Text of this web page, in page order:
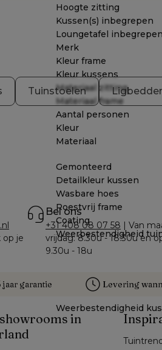
Hoogte zitting
Kussen(s) inbegrepen
Loungetafel inbegrepen
Merk
Kleur frame
Kleur kussens
Materiaal zitting
Materiaal frame
Aantal personen
Kleur
Materiaal
Gemonteerd
Detailkleur kussen
Wasbare hoes
Roestvrij frame
Coating
Weerbestendigheid
Weerbestendigheid
Tuinstoelen
op je
Bel ons
+31 408 08 07 58 | Van
vrijdag: 8.30u - 18.30u en
9.30u - 18u
jaar garantie Levering
in